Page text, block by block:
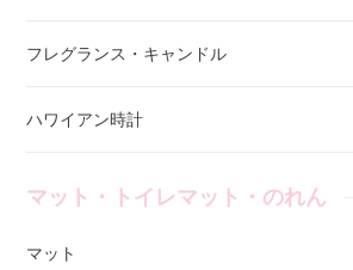
フレグランス・キャンドル
ハワイアン時計
マット・トイレマット・のれん
マット